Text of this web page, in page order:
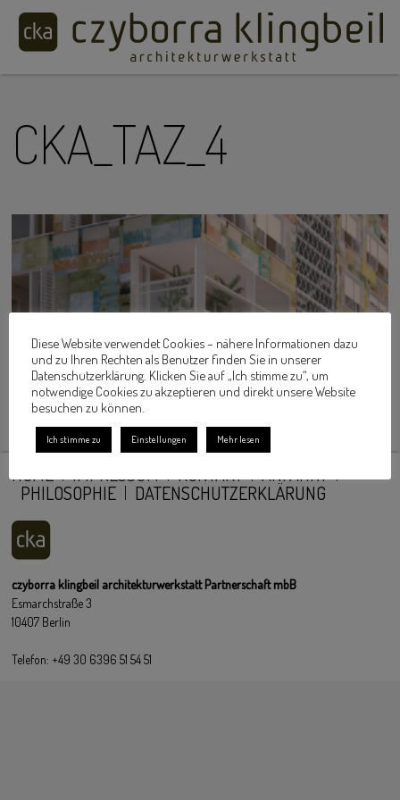
CKA_TAZ_4
HOME IMPRESSUM KONTAKT
ANFAHRT
PHILOSOPHIE
DATENSCHUTZERKLÄRUNG
czyborra klingbeil architekturwerkstatt Partnerschaft mbB
Esmarchstraße 3
10407 Berlin
Telefon: +49 30 6396 51 54 51
Diese Website verwendet Cookies – nähere Informationen dazu
und zu Ihren Rechten als Benutzer finden Sie in unserer
Datenschutzerklärung. Klicken Sie auf „Ich stimme zu“, um
notwendige Cookies zu akzeptieren und direkt unsere Website
besuchen zu können.
Ich stimme zu Einstellungen Mehr lesen